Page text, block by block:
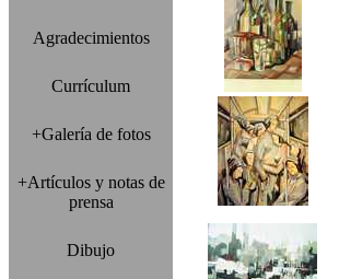
Agradecimientos
Currículum
+Galería de fotos
+Artículos y notas de
prensa
Dibujo